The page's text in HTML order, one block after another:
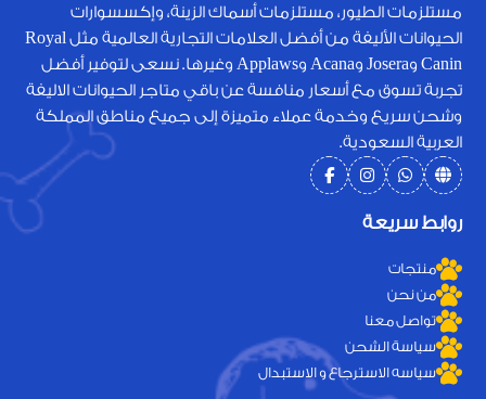
مستلزمات الطيور، مستلزمات أسماك الزينة، وإكسسوارات
الحيوانات الأليفة من أفضل العلامات التجارية العالمية مثل Royal
Canin وJosera وAcana وApplaws وغيرها. نسعى لتوفير أفضل
تجربة تسوق مع أسعار منافسة عن باقي متاجر الحيوانات الاليفة
وشحن سريع وخدمة عملاء متميزة إلى جميع مناطق المملكة
العربية السعودية.
روابط سريعة
منتجات
من نحن
تواصل معنا
سياسة الشحن
سياسه الاسترجاع و الاستبدال